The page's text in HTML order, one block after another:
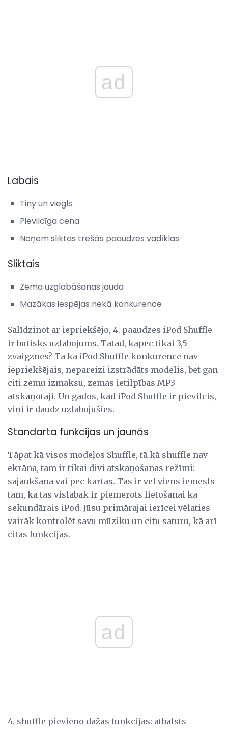
ad
Labais
Tiny un viegls
Pievilcīga cena
Noņem sliktas trešās paaudzes vadīklas
Sliktais
Zema uzglabāšanas jauda
Mazākas iespējas nekā konkurence
Salīdzinot ar iepriekšējo, 4. paaudzes iPod Shuffle
ir būtisks uzlabojums. Tātad, kāpēc tikai 3,5
zvaigznes? Tā kā iPod Shuffle konkurence nav
iepriekšējais, nepareizi izstrādāts modelis, bet gan
citi zemu izmaksu, zemas ietilpības MP3
atskaņotāji. Un gados, kad iPod Shuffle ir pievilcis,
viņi ir daudz uzlabojušies.
Standarta funkcijas un jaunās
Tāpat kā visos modeļos Shuffle, tā kā shuffle nav
ekrāna, tam ir tikai divi atskaņošanas režīmi:
sajaukšana vai pēc kārtas. Tas ir vēl viens iemesls
tam, ka tas vislabāk ir piemērots lietošanai kā
sekundārais iPod. Jūsu primārajai ierīcei vēlaties
vairāk kontrolēt savu mūziku un citu saturu, kā arī
citas funkcijas.
ad
4. shuffle pievieno dažas funkcijas: atbalsts